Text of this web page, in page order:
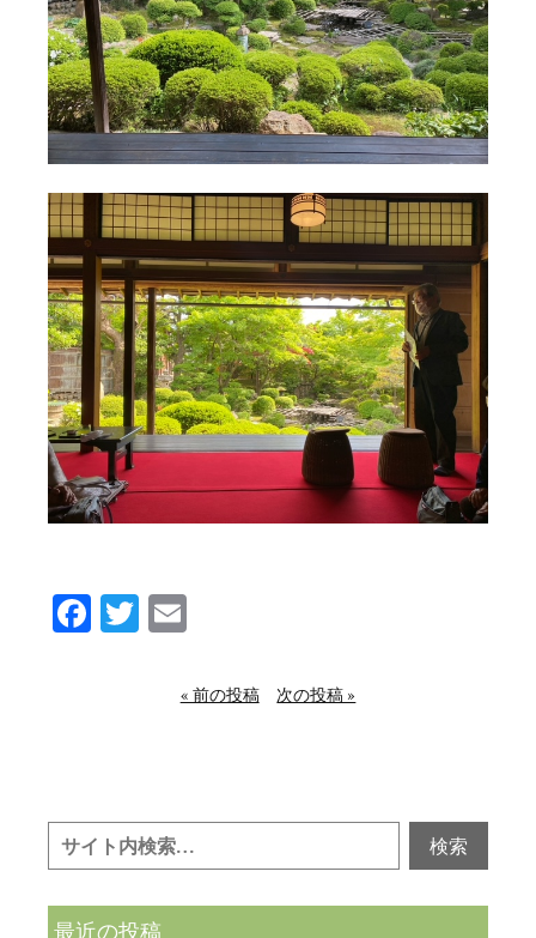
Facebook
Twitter
« 前の投稿 次の投稿 »
最近の投稿